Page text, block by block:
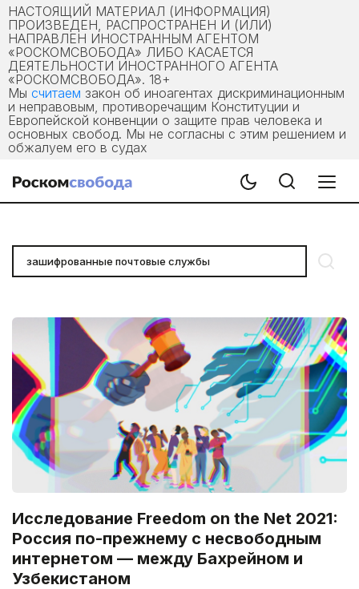
НАСТОЯЩИЙ МАТЕРИАЛ (ИНФОРМАЦИЯ)
ПРОИЗВЕДЕН, РАСПРОСТРАНЕН И (ИЛИ)
НАПРАВЛЕН ИНОСТРАННЫМ АГЕНТОМ
«РОСКОМСВОБОДА» ЛИБО КАСАЕТСЯ
ДЕЯТЕЛЬНОСТИ ИНОСТРАННОГО АГЕНТА
«РОСКОМСВОБОДА». 18+
Мы считаем закон об иноагентах дискриминационным
и неправовым, противоречащим Конституции и
Европейской конвенции о защите прав человека и
основных свобод. Мы не согласны с этим решением и
обжалуем его в судах
Исследование Freedom on the Net 2021:
Россия по-прежнему с несвободным
интернетом — между Бахрейном и
Узбекистаном